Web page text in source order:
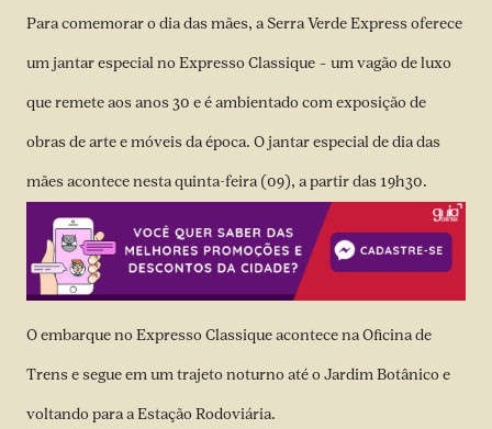
Para comemorar o dia das mães, a Serra Verde Express oferece
um jantar especial no Expresso Classique – um vagão de luxo
que remete aos anos 30 e é ambientado com exposição de
obras de arte e móveis da época. O jantar especial de dia das
mães acontece nesta quinta-feira (09), a partir das 19h30.
O embarque no Expresso Classique acontece na Oficina de
Trens e segue em um trajeto noturno até o Jardim Botânico e
voltando para a Estação Rodoviária.